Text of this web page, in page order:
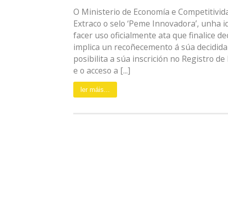
O Ministerio de Economía e
Extraco o selo ‘Peme Innovadora’,
facer uso oficialmente ata que finalice
implica un recoñecemento á súa
posibilita a súa inscrición no Registro
e o acceso a [...]
ler máis...